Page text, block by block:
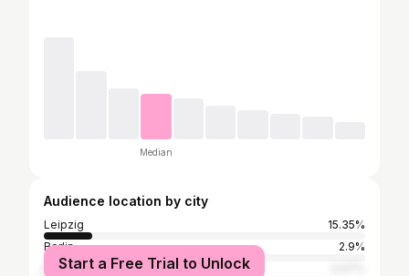
Median
Audience location by city
Leipzig
15.35%
Berlin
2.9%
Munich
Start a Free Trial to Unlock